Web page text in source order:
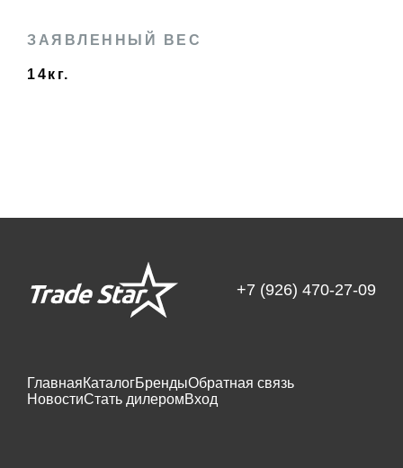
ЗАЯВЛЕННЫЙ ВЕС
14кг.
+7 (926) 470-27-09
ГлавнаяКаталогБрендыОбратная связь
НовостиСтать дилеромВход